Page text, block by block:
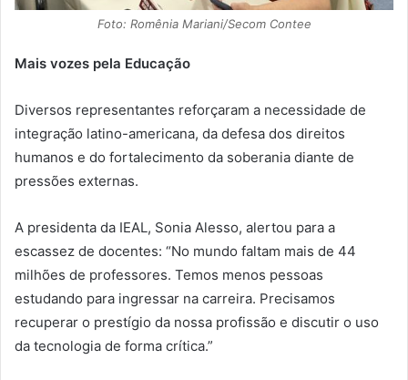
Foto: Romênia Mariani/Secom Contee
Mais vozes pela Educação
Diversos representantes reforçaram a necessidade de
integração latino-americana, da defesa dos direitos
humanos e do fortalecimento da soberania diante de
pressões externas.
A presidenta da IEAL, Sonia Alesso, alertou para a
escassez de docentes: “No mundo faltam mais de 44
milhões de professores. Temos menos pessoas
estudando para ingressar na carreira. Precisamos
recuperar o prestígio da nossa profissão e discutir o uso
da tecnologia de forma crítica.”